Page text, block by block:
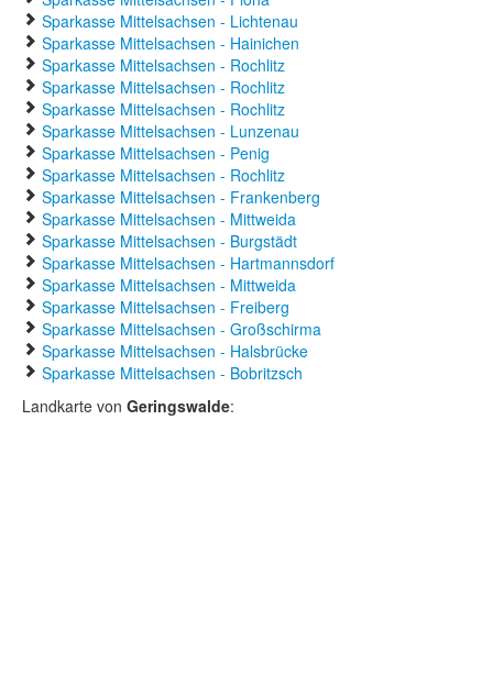
Sparkasse Mittelsachsen - Lichtenau
Sparkasse Mittelsachsen - Hainichen
Sparkasse Mittelsachsen - Rochlitz
Sparkasse Mittelsachsen - Rochlitz
Sparkasse Mittelsachsen - Rochlitz
Sparkasse Mittelsachsen - Lunzenau
Sparkasse Mittelsachsen - Penig
Sparkasse Mittelsachsen - Rochlitz
Sparkasse Mittelsachsen - Frankenberg
Sparkasse Mittelsachsen - Mittweida
Sparkasse Mittelsachsen - Burgstädt
Sparkasse Mittelsachsen - Hartmannsdorf
Sparkasse Mittelsachsen - Mittweida
Sparkasse Mittelsachsen - Freiberg
Sparkasse Mittelsachsen - Großschirma
Sparkasse Mittelsachsen - Halsbrücke
Sparkasse Mittelsachsen - Bobritzsch
Landkarte von Geringswalde: